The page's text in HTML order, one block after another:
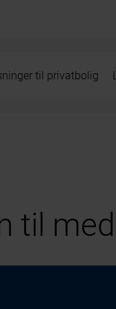
til privatbolig
til